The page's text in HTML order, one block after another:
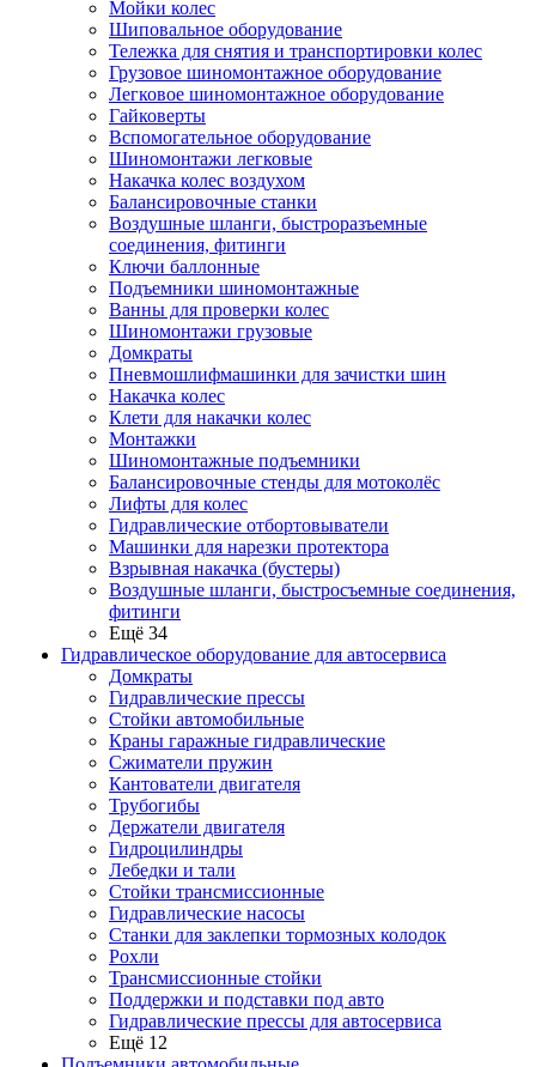
Мойки колес
Шиповальное оборудование
Тележка для снятия и транспортировки колес
Грузовое шиномонтажное оборудование
Легковое шиномонтажное оборудование
Гайковерты
Вспомогательное оборудование
Шиномонтажи легковые
Накачка колес воздухом
Балансировочные станки
Воздушные шланги, быстроразъемные
соединения, фитинги
Ключи баллонные
Подъемники шиномонтажные
Ванны для проверки колес
Шиномонтажи грузовые
Домкраты
Пневмошлифмашинки для зачистки шин
Накачка колес
Клети для накачки колес
Монтажки
Шиномонтажные подъемники
Балансировочные стенды для мотоколёс
Лифты для колес
Гидравлические отбортовыватели
Машинки для нарезки протектора
Взрывная накачка (бустеры)
Воздушные шланги, быстросъемные соединения,
фитинги
Ещё 34
Гидравлическое оборудование для автосервиса
Домкраты
Гидравлические прессы
Стойки автомобильные
Краны гаражные гидравлические
Сжиматели пружин
Кантователи двигателя
Трубогибы
Держатели двигателя
Гидроцилиндры
Лебедки и тали
Стойки трансмиссионные
Гидравлические насосы
Cтанки для заклепки тормозных колодок
Рохли
Трансмиссионные стойки
Поддержки и подставки под авто
Гидравлические прессы для автосервиса
Ещё 12